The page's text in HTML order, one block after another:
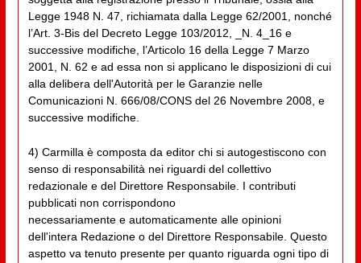
Legge 1948 N. 47, richiamata dalla Legge 62/2001, nonché
l’Art. 3-Bis del Decreto Legge 103/2012, _N. 4_16 e
successive modifiche, l’Articolo 16 della Legge 7 Marzo
2001, N. 62 e ad essa non si applicano le disposizioni di cui
alla delibera dell'Autorità per le Garanzie nelle
Comunicazioni N. 666/08/CONS del 26 Novembre 2008, e
successive modifiche.
4) Carmilla è composta da editor chi si autogestiscono con
senso di responsabilità nei riguardi del collettivo
redazionale e del Direttore Responsabile. I contributi
pubblicati non corrispondono
necessariamente e automaticamente alle opinioni
dell'intera Redazione o del Direttore Responsabile. Questo
aspetto va tenuto presente per quanto riguarda ogni tipo di